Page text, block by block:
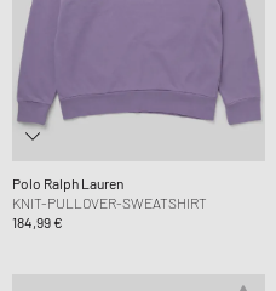
Polo Ralph Lauren
KNIT-PULLOVER-SWEATSHIRT
184,99 €